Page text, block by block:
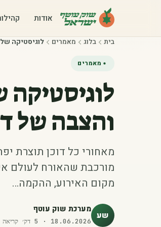
אודות
בית בלוג מאמרים לוגיסטיקה של
מאמרים
לוגיסטיקה
והצבה של
מאחורי כל דוכן תוצרת
מורכבת שהאורח לעולם
מקום האירוע, ההקמה…
שע מערכת שוק עוטף
18.06.2026
·
5 דק׳ קריאה